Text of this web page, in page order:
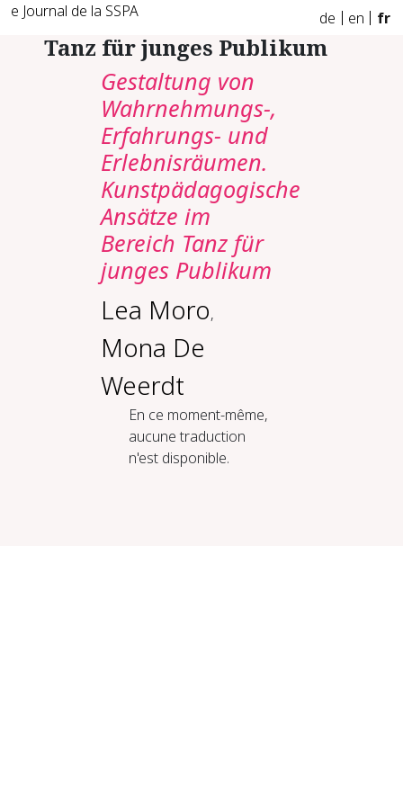
e Journal de la SSPA de en fr
Tanz für junges Publikum
Gestaltung von
Wahrnehmungs-,
Erfahrungs- und
Erlebnisräumen.
Kunstpädagogische
Ansätze im
Bereich Tanz für
junges Publikum
Lea Moro,
Mona De
Weerdt
En ce moment-même,
aucune traduction
n'est disponible.